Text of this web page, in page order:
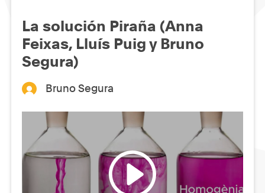
La solución Piraña (Anna
Feixas, Lluís Puig y Bruno
Segura)
Bruno Segura